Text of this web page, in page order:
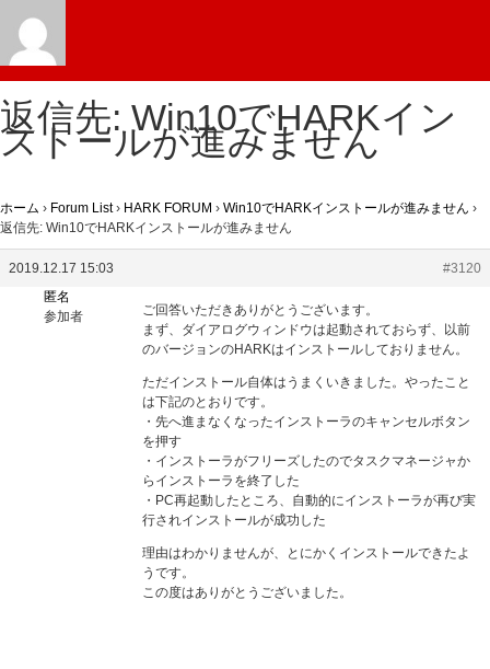
返信先: Win10でHARKイン
ストールが進みません
ホーム › Forum List › HARK FORUM › Win10でHARKインストールが進みません ›
返信先: Win10でHARKインストールが進みません
2019.12.17 15:03
#3120
匿名
参加者
ご回答いただきありがとうございます。
まず、ダイアログウィンドウは起動されておらず、以前
のバージョンのHARKはインストールしておりません。
ただインストール自体はうまくいきました。やったこと
は下記のとおりです。
・先へ進まなくなったインストーラのキャンセルボタン
を押す
・インストーラがフリーズしたのでタスクマネージャか
らインストーラを終了した
・PC再起動したところ、自動的にインストーラが再び実
行されインストールが成功した
理由はわかりませんが、とにかくインストールできたよ
うです。
この度はありがとうございました。